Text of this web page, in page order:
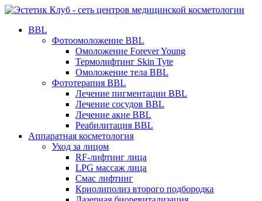
BBL
Фотоомоложение BBL
Омоложение Forever Young
Термолифтинг Skin Tyte
Омоложение тела BBL
Фототерапия BBL
Лечение пигментации BBL
Лечение сосудов BBL
Лечение акне BBL
Реабилитация BBL
Аппаратная косметология
Уход за лицом
RF-лифтинг лица
LPG массаж лица
Смас лифтинг
Криолиполиз второго подбородка